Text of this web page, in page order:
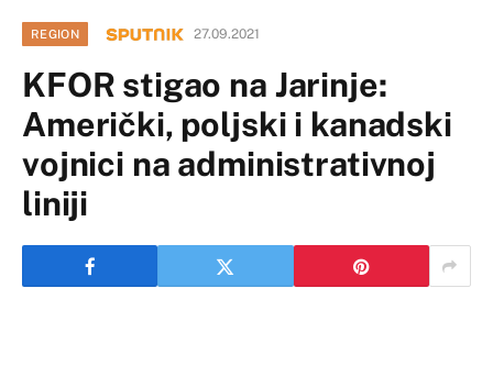
REGION 27.09.2021
KFOR stigao na Jarinje:
Američki, poljski i kanadski
vojnici na administrativnoj
liniji